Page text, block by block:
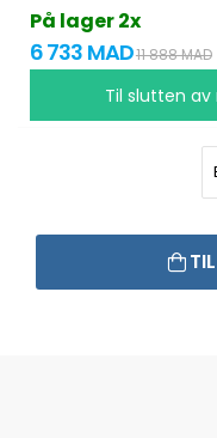
På lager 2x
6 733 MAD11 888 MAD
Til slutten